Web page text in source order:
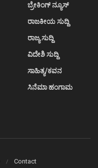
ಬ್ರೇಕಿಂಗ್ ನ್ಯೂಸ್
ರಾಜಕೀಯ ಸುದ್ದಿ
ರಾಜ್ಯ ಸುದ್ದಿ
ವಿದೇಶಿ ಸುದ್ದಿ
ಸಾಹಿತ್ಯ/ಕವನ
ಸಿನೆಮಾ ಹಂಗಾಮ
Contact